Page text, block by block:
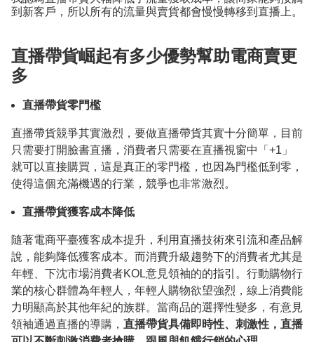
到新客戶，所以所有的流量與賣貨都會慢慢轉移到直播上。
直播帶貨崛起有多少優勢幫助電商賣更
多
直播帶貨零門檻
直播帶貨競爭其實激烈，要做直播帶貨其實十分簡單，目前
只需要打開臉書直播，消費者只需要在直播視窗中「+1」
就可以直接購買，這是真正的零門檻，也因為門檻低到零，
使得這個充滿機遇的行業，競爭也非常激烈。
直播帶貨獲客成本降低
隨著電商平臺獲客成本提升，利用直播技術來引流和產品解
說，能夠降低獲客成本。而消費升級趨勢下的消費者尤其是
年輕、下沈市場消費者KOL意見領袖的的指引。行動購物行
業的核心群體為年輕人，年輕人購物欲望強烈，線上消費能
力明顯高於其他年紀的族群。當商品的選擇性變多，有意見
領袖通過直播的導購， 直播帶貨具備即時性、刺激性，直播